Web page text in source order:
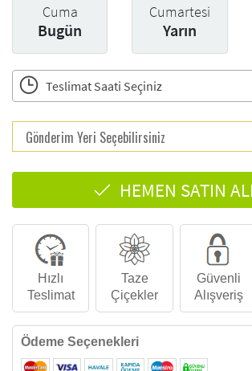
Cuma
Bugün
Cumartesi
Yarın
Teslimat Saati Seçiniz
HEMEN SATIN
Hızlı
Teslimat
Taze
Çiçekler
Güvenli
Alışveriş
Ödeme Seçenekleri